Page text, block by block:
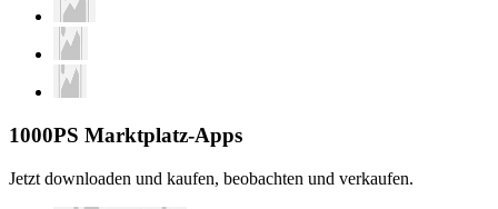
1000PS Marktplatz-Apps
Jetzt downloaden und kaufen, beobachten und verkaufen.